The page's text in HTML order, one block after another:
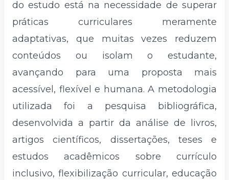
do estudo está na necessidade de superar
práticas curriculares meramente
adaptativas, que muitas vezes reduzem
conteúdos ou isolam o estudante,
avançando para uma proposta mais
acessível, flexível e humana. A metodologia
utilizada foi a pesquisa bibliográfica,
desenvolvida a partir da análise de livros,
artigos científicos, dissertações, teses e
estudos acadêmicos sobre currículo
inclusivo, flexibilização curricular, educação